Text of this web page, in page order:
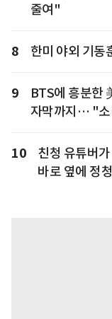
줄여"
8 한미 야외 기동
9
BTS에 흥분한
자막까지… "소
10
친청 유튜버
바로 옆에 정